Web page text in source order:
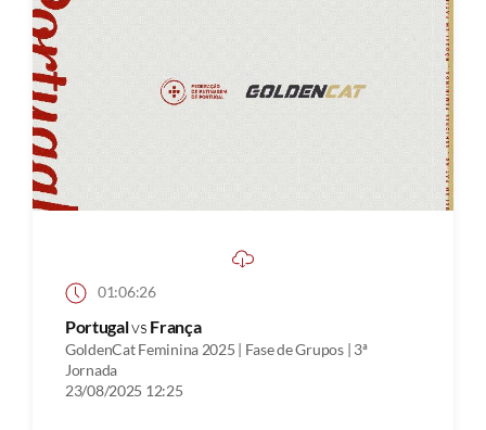
01:06:26
Portugalvs França
GoldenCat Feminina 2025 | Fase de Grupos | 3ª
Jornada
23/08/2025 12:25